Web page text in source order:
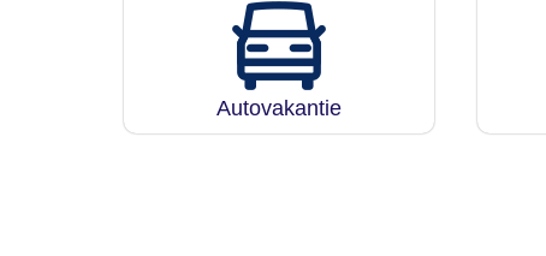
Autovakantie